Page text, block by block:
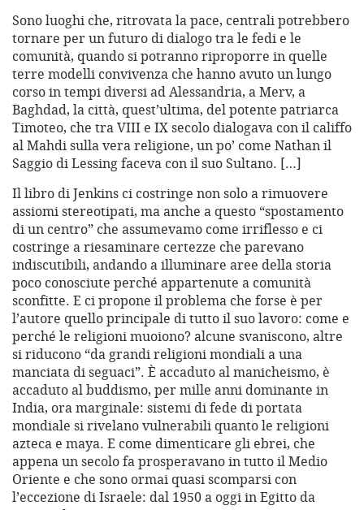
Sono luoghi che, ritrovata la pace, centrali potrebbero
tornare per un futuro di dialogo tra le fedi e le
comunità, quando si potranno riproporre in quelle
terre modelli convivenza che hanno avuto un lungo
corso in tempi diversi ad Alessandria, a Merv, a
Baghdad, la città, quest’ultima, del potente patriarca
Timoteo, che tra VIII e IX secolo dialogava con il califfo
al Mahdi sulla vera religione, un po’ come Nathan il
Saggio di Lessing faceva con il suo Sultano. […]
Il libro di Jenkins ci costringe non solo a rimuovere
assiomi stereotipati, ma anche a questo “spostamento
di un centro” che assumevamo come irriflesso e ci
costringe a riesaminare certezze che parevano
indiscutibili, andando a illuminare aree della storia
poco conosciute perché appartenute a comunità
sconfitte. E ci propone il problema che forse è per
l’autore quello principale di tutto il suo lavoro: come e
perché le religioni muoiono? alcune svaniscono, altre
si riducono “da grandi religioni mondiali a una
manciata di seguaci”. È accaduto al manicheismo, è
accaduto al buddismo, per mille anni dominante in
India, ora marginale: sistemi di fede di portata
mondiale si rivelano vulnerabili quanto le religioni
azteca e maya. E come dimenticare gli ebrei, che
appena un secolo fa prosperavano in tutto il Medio
Oriente e che sono ormai quasi scomparsi con
l’eccezione di Israele: dal 1950 a oggi in Egitto da